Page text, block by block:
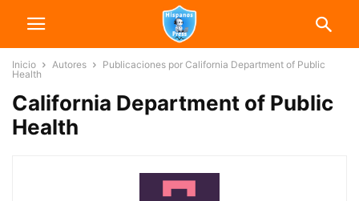
Inicio Autores
Publicaciones por California Department of Public
Health
California Department of Public
Health